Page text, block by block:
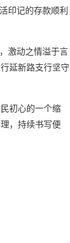
印记的存款顺利
激动之情溢于言
延新路支行坚守
初心的一个缩
，持续书写便